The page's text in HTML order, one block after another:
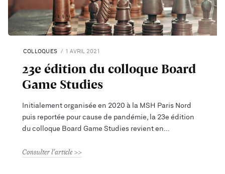
COLLOQUES 1 AVRIL 2021
23e édition du colloque Board
Game Studies
Initialement organisée en 2020 à la MSH Paris Nord
puis reportée pour cause de pandémie, la 23e édition
du colloque Board Game Studies revient en
Consulter l'article